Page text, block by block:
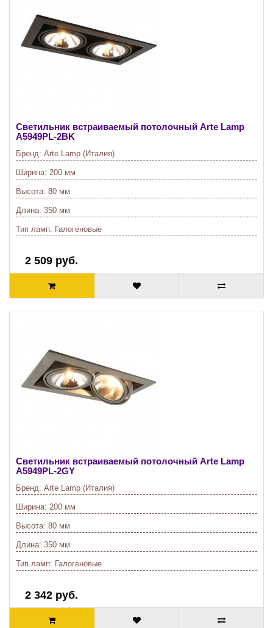
Светильник встраиваемый потолочный Arte Lamp
A5949PL-2BK
Бренд: Arte Lamp (Италия)
Ширина: 200 мм
Высота: 80 мм
Длина: 350 мм
Тип ламп: Галогеновые
2 509 руб.
Светильник встраиваемый потолочный Arte Lamp
A5949PL-2GY
Бренд: Arte Lamp (Италия)
Ширина: 200 мм
Высота: 80 мм
Длина: 350 мм
Тип ламп: Галогеновые
2 342 руб.